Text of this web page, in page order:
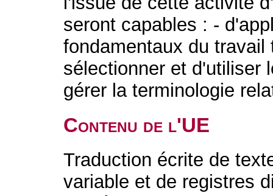
seront capables : -
fondamentaux du
sélectionner et d'utiliser
gérer la terminologie
Contenu de l'UE
Traduction écrite de
variable et de registres